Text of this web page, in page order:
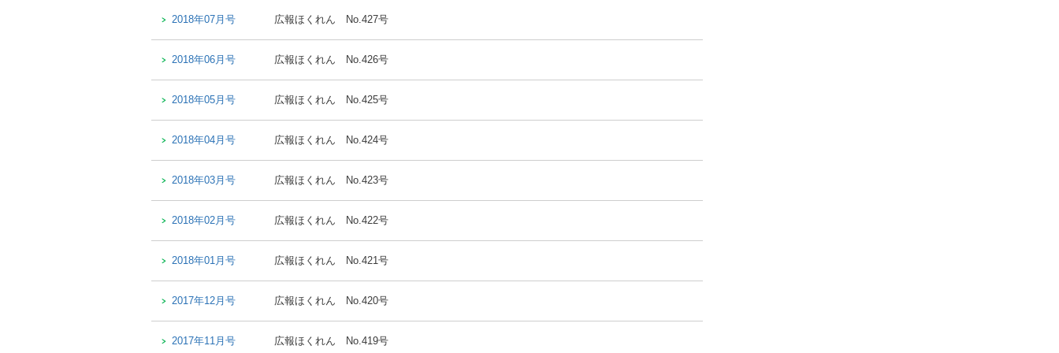
2018年07月号 広報ほくれん No.427号
2018年06月号 広報ほくれん No.426号
2018年05月号 広報ほくれん No.425号
2018年04月号 広報ほくれん No.424号
2018年03月号 広報ほくれん No.423号
2018年02月号 広報ほくれん No.422号
2018年01月号 広報ほくれん No.421号
2017年12月号 広報ほくれん No.420号
2017年11月号 広報ほくれん No.419号